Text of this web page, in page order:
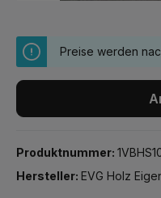
Preise werden
Produktnummer:
Hersteller: EVG Holz